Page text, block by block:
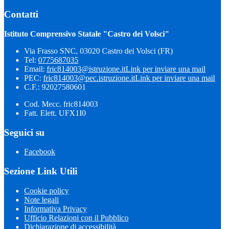
Contatti
Istituto Comprensivo Statale "Castro dei Volsci"
Via Frasso SNC, 03020 Castro dei Volsci (FR)
Tel: 0775687035
Email: fric814003@istruzione.itLink per inviare una mail
PEC: fric814003@pec.istruzione.itLink per inviare una mail
C.F.: 92027580601
Cod. Mecc. fric814003
Fatt. Elett. UFX1I0
Seguici su
Facebook
Sezione Link Utili
Cookie policy
Note legali
Informativa Privacy
Ufficio Relazioni con il Pubblico
Dichiarazione di accessibilità